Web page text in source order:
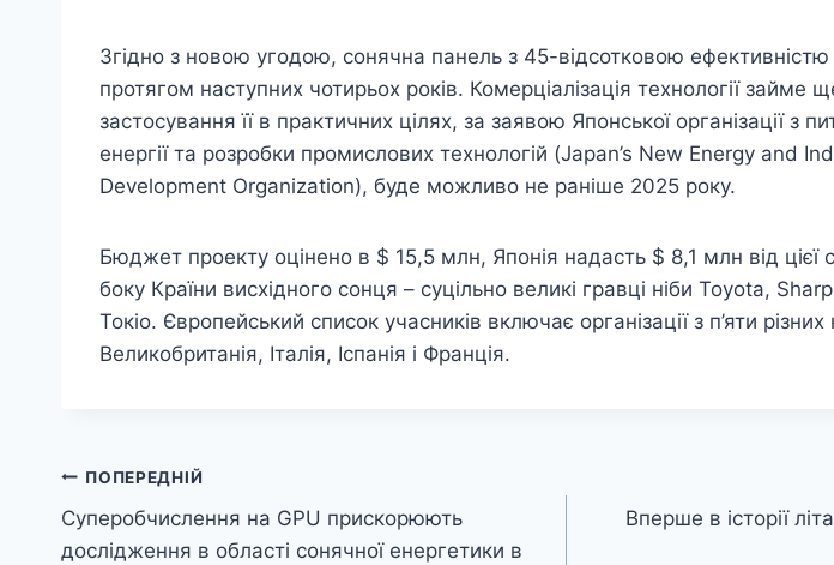
Згідно з новою угодою, сонячна панель з 45-відсотковою
протягом наступних чотирьох років. Комерціалізація технології займе
застосування її в практичних цілях, за заявою Японської організації з
енергії та розробки промислових технологій (Japan’s New Energy and
Development Organization), буде можливо не раніше 2025 року.
Бюджет проекту оцінено в $ 15,5 млн, Японія надасть $ 8,1 млн від цієї
боку Країни висхідного сонця – суцільно великі гравці ніби Toyota, Sharp
Токіо. Європейський список учасників включає організації з п’яти
Великобританія, Італія, Іспанія і Франція.
Навігація
записів
ПОПЕРЕДНІЙ
Суперобчислення на GPU прискорюють
дослідження в області сонячної енергетики в
Вперше в історії